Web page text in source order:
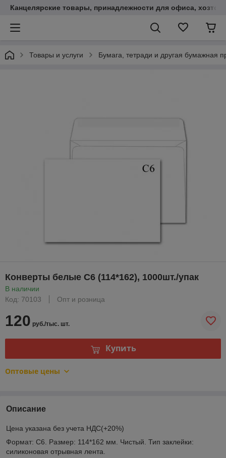
Канцелярские товары, принадлежности для офиса,
Товары и услуги Бумага, тетради и другая бумажная
Конверты белые C6 (114*162), 1000шт./упак
В наличии
Код: 70103
Опт и розница
120 руб./тыс. шт.
Купить
Оптовые цены
Описание
Цена указана без учета НДС(+20%)
Формат: С6. Размер: 114*162 мм. Чистый. Тип заклейки:
силиконовая отрывная лента.